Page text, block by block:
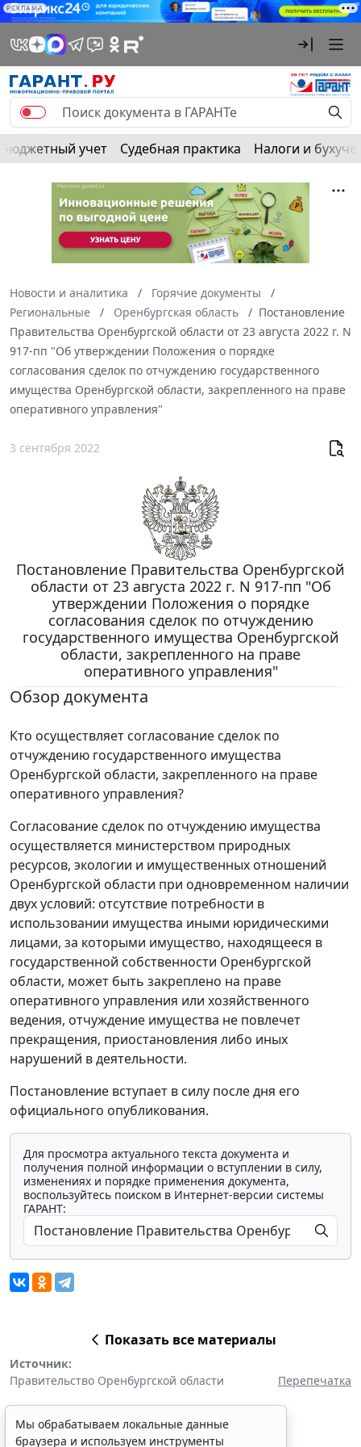
РЕКЛАМА
Бюджетный учет Судебная практика Налоги и
Новости и аналитика
Горячие документы
Региональные
Оренбургская область
Постановление
Правительства Оренбургской области от 23 августа 2022 г. N
917-пп "Об утверждении Положения о порядке
согласования сделок по отчуждению государственного
имущества Оренбургской области, закрепленного на праве
оперативного управления"
3 сентября 2022
Постановление Правительства Оренбургской
области от 23 августа 2022 г. N 917-пп "Об
утверждении Положения о порядке
согласования сделок по отчуждению
государственного имущества Оренбургской
области, закрепленного на праве
оперативного управления"
Обзор документа
Кто осуществляет согласование сделок по
отчуждению государственного имущества
Оренбургской области, закрепленного на праве
оперативного управления?
Согласование сделок по отчуждению имущества
осуществляется министерством природных
ресурсов, экологии и имущественных отношений
Оренбургской области при одновременном наличии
двух условий: отсутствие потребности в
использовании имущества иными юридическими
лицами, за которыми имущество, находящееся в
государственной собственности Оренбургской
области, может быть закреплено на праве
оперативного управления или хозяйственного
ведения, отчуждение имущества не повлечет
прекращения, приостановления либо иных
нарушений в деятельности.
Постановление вступает в силу после дня его
официального опубликования.
Для просмотра актуального текста документа и
получения полной информации о вступлении в силу,
изменениях и порядке применения документа,
воспользуйтесь поиском в Интернет-версии системы
ГАРАНТ:
Показать все материалы
Источник:
Правительство Оренбургской области
Перепечатка
Мы обрабатываем локальные данные
браузера и используем инструменты